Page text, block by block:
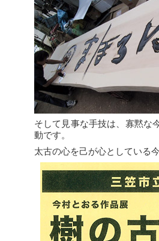
そして見事な手技は、寡黙な
動です。
太古の心を己が心としている